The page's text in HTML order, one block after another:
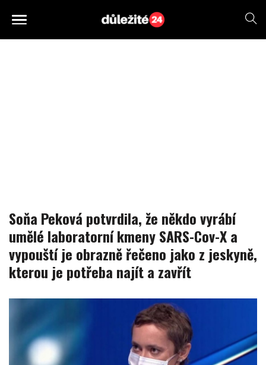
Soňa Peková potvrdila, že někdo vyrábí
umělé laboratorní kmeny SARS-Cov-X a
vypouští je obrazně řečeno jako z jeskyně,
kterou je potřeba najít a zavřít